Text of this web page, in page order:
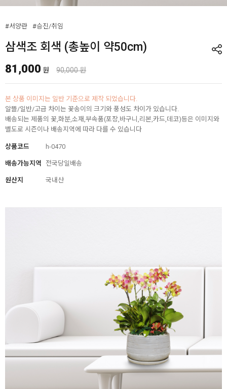
#서양란 #승진/취임
삼색조 회색 (총높이 약50cm)
81,000 원 90,000 원
본 상품 이미지는 일반 기준으로 제작 되었습니다.
알뜰/일반/고급 차이는 꽃송이의 크기와 풍성도 차이가 있습니다.
배송되는 제품의 꽃,화분,소재,부속품(포장,바구니,리본,카드,데코)등은 이미지와
별도로 시즌이나 배송지역에 따라 다를 수 있습니다
상품코드 h-0470
배송가능지역 전국당일배송
원산지 국내산